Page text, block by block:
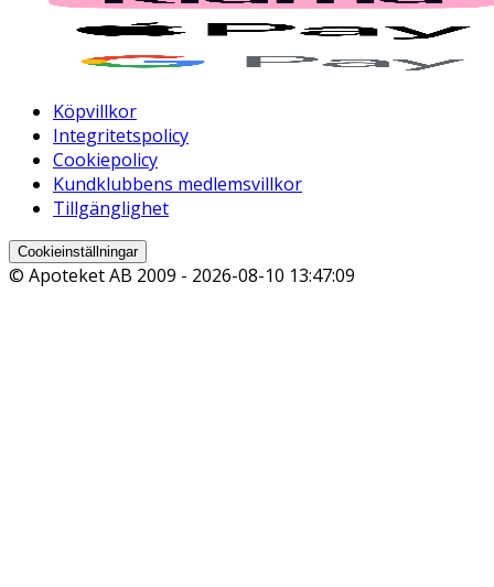
Köpvillkor
Integritetspolicy
Cookiepolicy
Kundklubbens medlemsvillkor
Tillgänglighet
Cookieinställningar
© Apoteket AB 2009 - 2026-08-10 13:47:09